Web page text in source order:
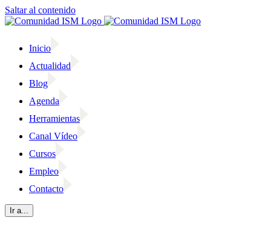
Saltar al contenido
Inicio
Actualidad
Blog
Agenda
Herramientas
Canal Vídeo
Cursos
Empleo
Contacto
Ir a...